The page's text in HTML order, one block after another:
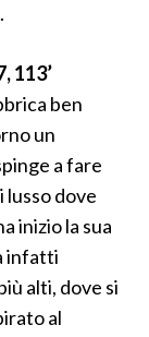
113’
ben
un
a fare
lusso dove
inizio la sua
infatti
alti, dove si
al